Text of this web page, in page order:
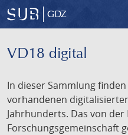
GDZ
VD18 digital
In dieser Sammlung
vorhandenen
Jahrhunderts. Das von der
Forschungsgemeinschaft